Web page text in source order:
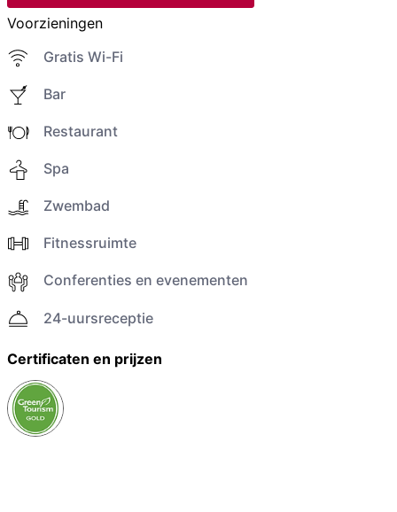
Voorzieningen
Gratis Wi-Fi
Bar
Restaurant
Spa
Zwembad
Fitnessruimte
Conferenties en evenementen
24-uursreceptie
Certificaten en prijzen